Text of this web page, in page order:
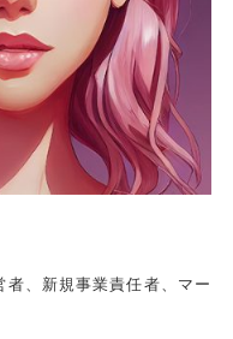
、新規事業責任者、マー